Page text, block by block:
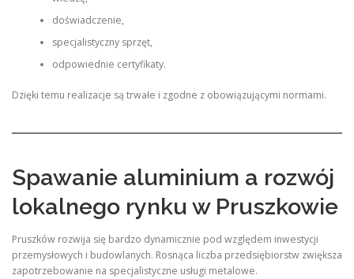
doświadczenie,
specjalistyczny sprzęt,
odpowiednie certyfikaty.
Dzięki temu realizacje są trwałe i zgodne z obowiązującymi normami.
Spawanie aluminium a rozwój
lokalnego rynku w Pruszkowie
Pruszków rozwija się bardzo dynamicznie pod względem inwestycji
przemysłowych i budowlanych. Rosnąca liczba przedsiębiorstw zwiększa
zapotrzebowanie na specjalistyczne usługi metalowe.